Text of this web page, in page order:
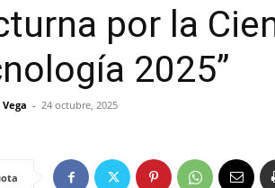
por la
2025”
- 24 octubre, 2025